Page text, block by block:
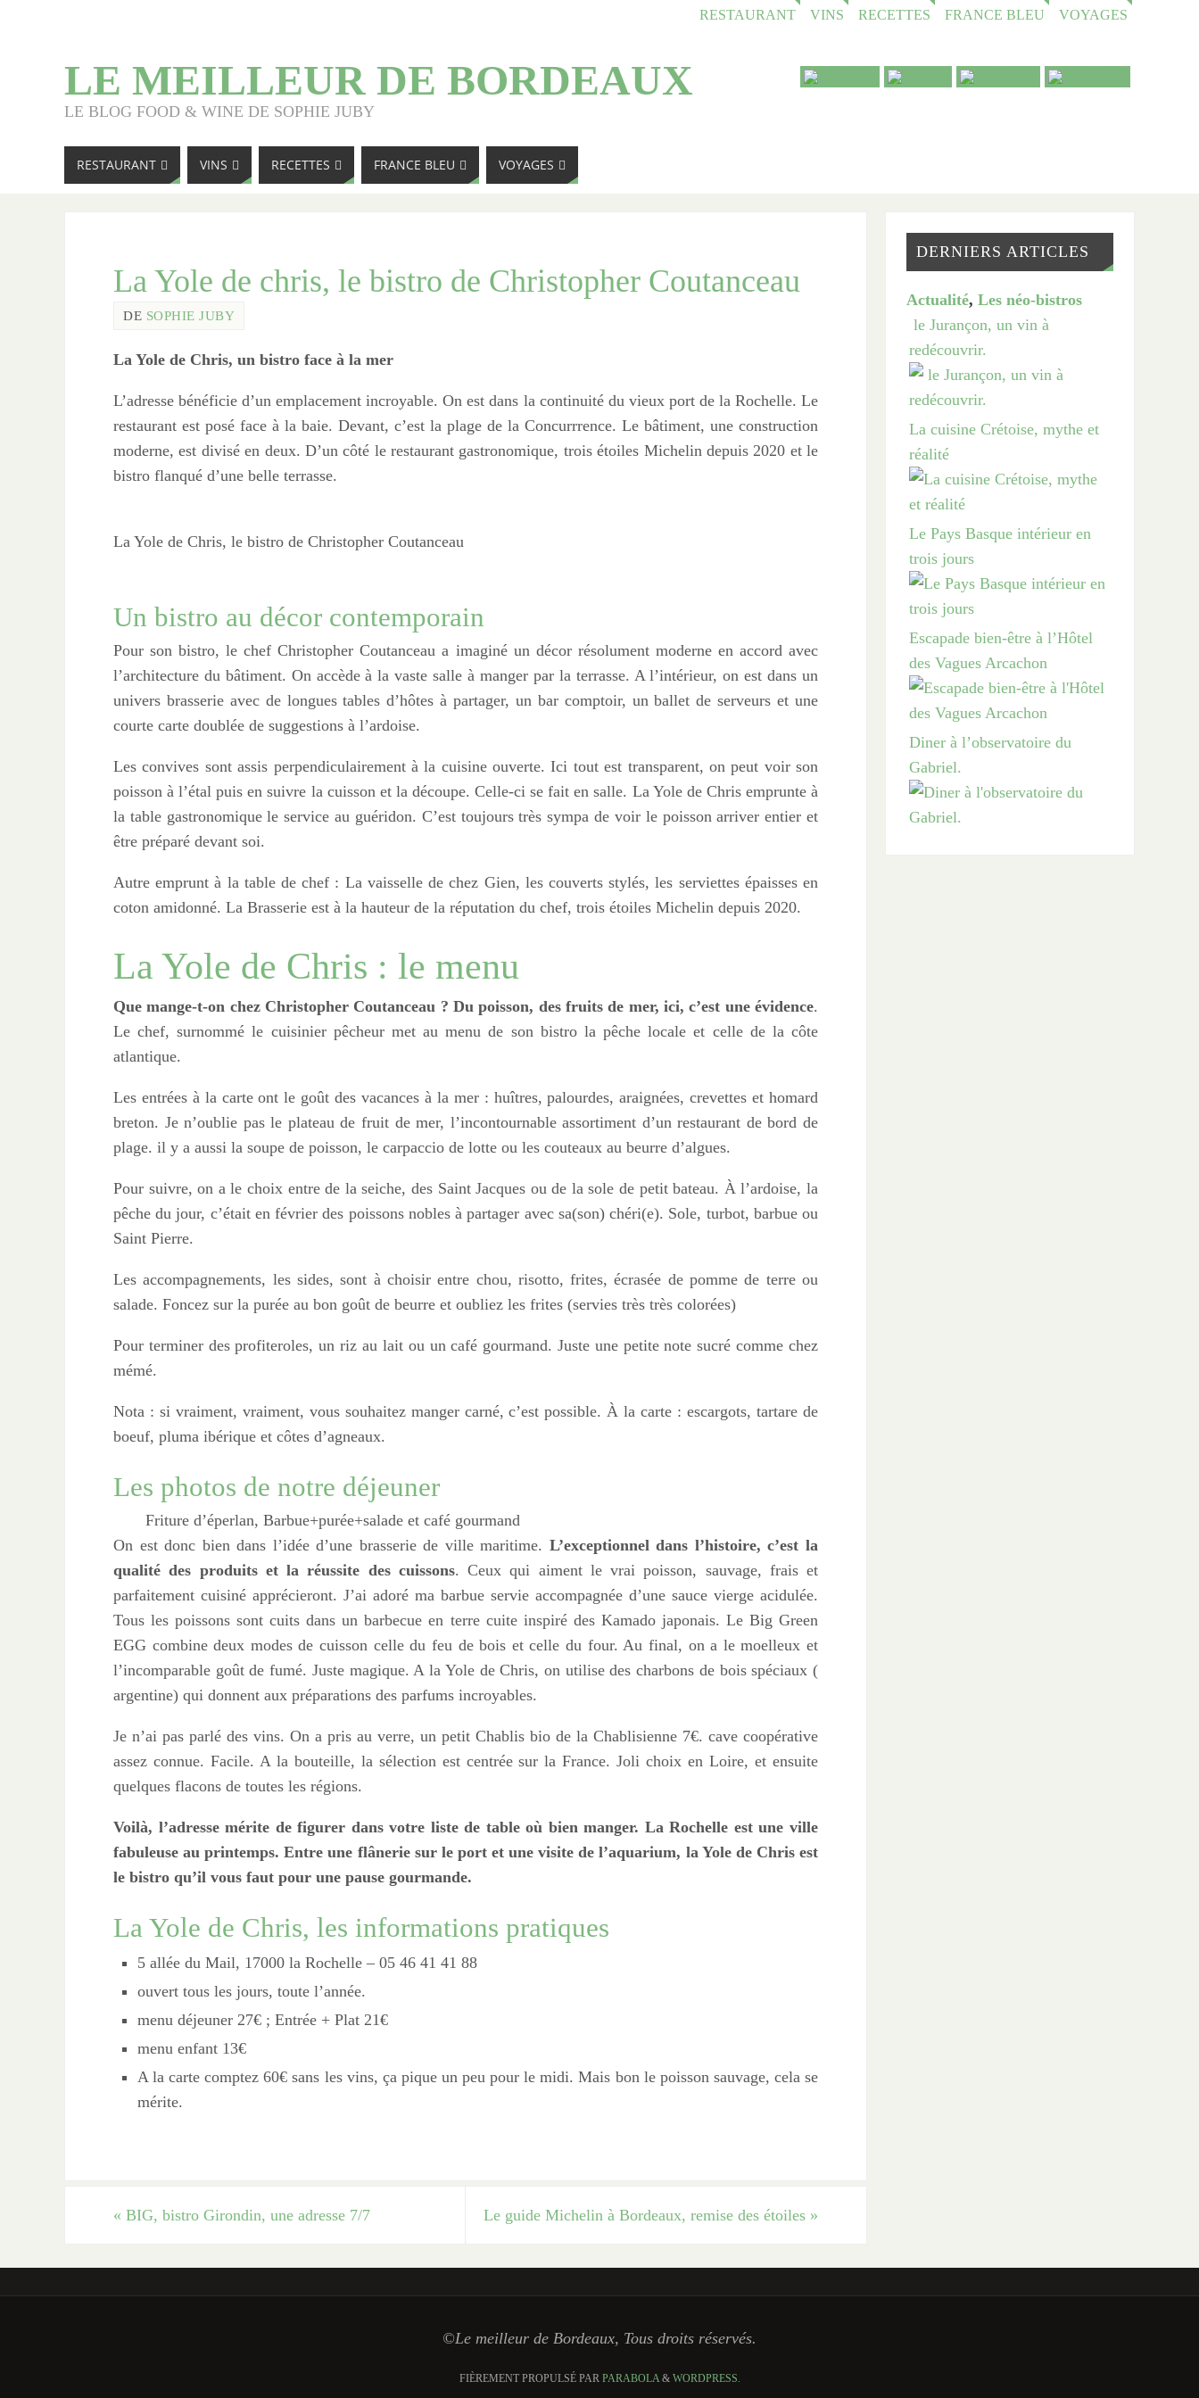
RESTAURANT VINS RECETTES FRANCE BLEU VOYAGES
LE MEILLEUR DE BORDEAUX
LE BLOG FOOD & WINE DE SOPHIE JUBY
RESTAURANT VINS RECETTES FRANCE BLEU VOYAGES
La Yole de chris, le bistro de Christopher Coutanceau
DE SOPHIE JUBY
La Yole de Chris, un bistro face à la mer
L’adresse bénéficie d’un emplacement incroyable. On est dans la continuité du vieux port de la Rochelle. Le
restaurant est posé face à la baie. Devant, c’est la plage de la Concurrrence. Le bâtiment, une construction
moderne, est divisé en deux. D’un côté le restaurant gastronomique, trois étoiles Michelin depuis 2020 et le
bistro flanqué d’une belle terrasse.
La Yole de Chris, le bistro de Christopher Coutanceau
Un bistro au décor contemporain
Pour son bistro, le chef Christopher Coutanceau a imaginé un décor résolument moderne en accord avec
l’architecture du bâtiment. On accède à la vaste salle à manger par la terrasse. A l’intérieur, on est dans un
univers brasserie avec de longues tables d’hôtes à partager, un bar comptoir, un ballet de serveurs et une
courte carte doublée de suggestions à l’ardoise.
Les convives sont assis perpendiculairement à la cuisine ouverte. Ici tout est transparent, on peut voir son
poisson à l’étal puis en suivre la cuisson et la découpe. Celle-ci se fait en salle. La Yole de Chris emprunte à
la table gastronomique le service au guéridon. C’est toujours très sympa de voir le poisson arriver entier et
être préparé devant soi.
Autre emprunt à la table de chef : La vaisselle de chez Gien, les couverts stylés, les serviettes épaisses en
coton amidonné. La Brasserie est à la hauteur de la réputation du chef, trois étoiles Michelin depuis 2020.
La Yole de Chris : le menu
Que mange-t-on chez Christopher Coutanceau ? Du poisson, des fruits de mer, ici, c’est une évidence.
Le chef, surnommé le cuisinier pêcheur met au menu de son bistro la pêche locale et celle de la côte
atlantique.
Les entrées à la carte ont le goût des vacances à la mer : huîtres, palourdes, araignées, crevettes et homard
breton. Je n’oublie pas le plateau de fruit de mer, l’incontournable assortiment d’un restaurant de bord de
plage. il y a aussi la soupe de poisson, le carpaccio de lotte ou les couteaux au beurre d’algues.
Pour suivre, on a le choix entre de la seiche, des Saint Jacques ou de la sole de petit bateau. À l’ardoise, la
pêche du jour, c’était en février des poissons nobles à partager avec sa(son) chéri(e). Sole, turbot, barbue ou
Saint Pierre.
Les accompagnements, les sides, sont à choisir entre chou, risotto, frites, écrasée de pomme de terre ou
salade. Foncez sur la purée au bon goût de beurre et oubliez les frites (servies très très colorées)
Pour terminer des profiteroles, un riz au lait ou un café gourmand. Juste une petite note sucré comme chez
mémé.
Nota : si vraiment, vraiment, vous souhaitez manger carné, c’est possible. À la carte : escargots, tartare de
boeuf, pluma ibérique et côtes d’agneaux.
Les photos de notre déjeuner
Friture d’éperlan, Barbue+purée+salade et café gourmand
On est donc bien dans l’idée d’une brasserie de ville maritime. L’exceptionnel dans l’histoire, c’est la
qualité des produits et la réussite des cuissons. Ceux qui aiment le vrai poisson, sauvage, frais et
parfaitement cuisiné apprécieront. J’ai adoré ma barbue servie accompagnée d’une sauce vierge acidulée.
Tous les poissons sont cuits dans un barbecue en terre cuite inspiré des Kamado japonais. Le Big Green
EGG combine deux modes de cuisson celle du feu de bois et celle du four. Au final, on a le moelleux et
l’incomparable goût de fumé. Juste magique. A la Yole de Chris, on utilise des charbons de bois spéciaux (
argentine) qui donnent aux préparations des parfums incroyables.
Je n’ai pas parlé des vins. On a pris au verre, un petit Chablis bio de la Chablisienne 7€. cave coopérative
assez connue. Facile. A la bouteille, la sélection est centrée sur la France. Joli choix en Loire, et ensuite
quelques flacons de toutes les régions.
Voilà, l’adresse mérite de figurer dans votre liste de table où bien manger. La Rochelle est une ville
fabuleuse au printemps. Entre une flânerie sur le port et une visite de l’aquarium, la Yole de Chris est
le bistro qu’il vous faut pour une pause gourmande.
La Yole de Chris, les informations pratiques
5 allée du Mail, 17000 la Rochelle – 05 46 41 41 88
ouvert tous les jours, toute l’année.
menu déjeuner 27€ ; Entrée + Plat 21€
menu enfant 13€
A la carte comptez 60€ sans les vins, ça pique un peu pour le midi. Mais bon le poisson sauvage, cela se
mérite.
« BIG, bistro Girondin, une adresse 7/7 Le guide Michelin à Bordeaux, remise des étoiles »
DERNIERS ARTICLES
Actualité,Les néo-bistros
le Jurançon, un vin à
redécouvrir.
La cuisine Crétoise, mythe et
réalité
Le Pays Basque intérieur en
trois jours
Escapade bien-être à l’Hôtel
des Vagues Arcachon
Diner à l’observatoire du
Gabriel.
©Le meilleur de Bordeaux, Tous droits réservés.
FIÈREMENT PROPULSÉ PAR PARABOLA& WORDPRESS.